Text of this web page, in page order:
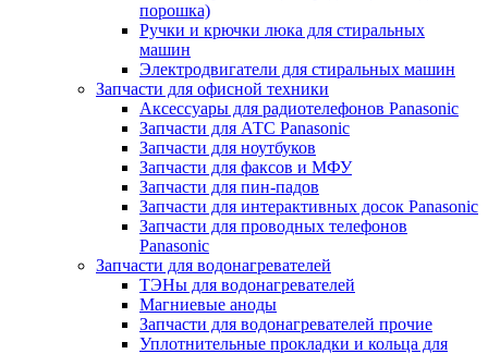
порошка)
Ручки и крючки люка для стиральных
машин
Электродвигатели для стиральных машин
Запчасти для офисной техники
Аксессуары для радиотелефонов Panasonic
Запчасти для АТС Panasonic
Запчасти для ноутбуков
Запчасти для факсов и МФУ
Запчасти для пин-падов
Запчасти для интерактивных досок Panasonic
Запчасти для проводных телефонов
Panasonic
Запчасти для водонагревателей
ТЭНы для водонагревателей
Магниевые аноды
Запчасти для водонагревателей прочие
Уплотнительные прокладки и кольца для